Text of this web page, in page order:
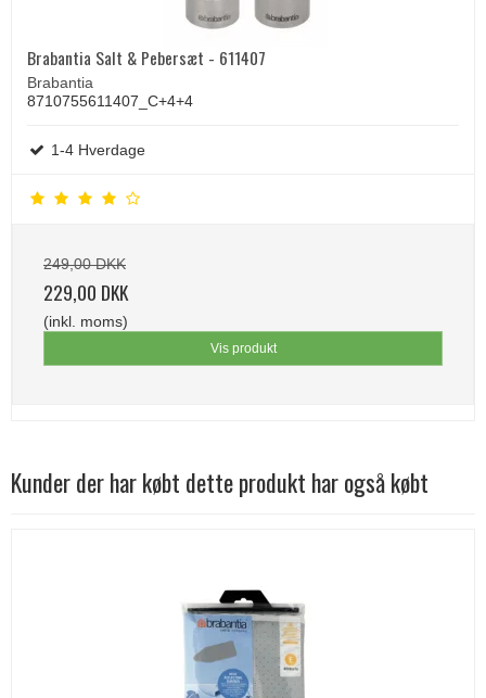
Brabantia Salt & Pebersæt - 611407
Brabantia
8710755611407_C+4+4
1-4 Hverdage
249,00 DKK
229,00 DKK
(inkl. moms)
Vis produkt
Kunder der har købt dette produkt har også købt